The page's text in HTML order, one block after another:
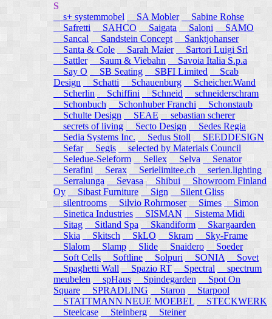
S
s+ systemmobel
SA Mobler
Sabine Rohse
Safretti
SAHCO Saigata Saloni
SAMO
Sancal
Sandstein Concept
Sanktjohanser
Santa & Cole
Sarah Maier
Sartori Luigi Srl
Sattler
Saum & Viebahn
Savoia Italia S.p.a
Say O
SB Seating SBFI Limited
Scab
Design
Schatti Schauenburg
Scheicher.Wand
Scherlin
Schiffini Schneid
schneiderschram
Schonbuch
Schonhuber Franchi
Schonstaub
Schulte Design
SEAE
sebastian scherer
secrets of living
Secto Design
Sedes Regia
Sedia Systems Inc.
Sedus Stoll
SEEDDESIGN
Sefar
Segis
selected by Materials Council
Seledue-Seleform
Sellex Selva
Senator
Serafini
Serax Serielimitee.ch
serien.lighting
Serralunga
Sevasa Shibui
Showroom Finland
Oy
Sibast Furniture Sign
Silent Gliss
silentrooms
Silvio Rohrmoser Simes Simon
Sinetica Industries
SISMAN
Sistema Midi
Sitag
Sitland Spa Skandiform
Skargaarden
Skia
Skitsch SkLO Skram
Sky-Frame
Slalom
Slamp Slide Snaidero
Soeder
Soft Cells
Softline Solpuri SONIA
Sovet
Spaghetti Wall
Spazio RT Spectral
spectrum
meubelen
spHaus Spindegarden
Spot On
Square
SPRADLING Staron
Starpool
STATTMANN NEUE MOEBEL
STECKWERK
Steelcase
Steinberg
Steiner